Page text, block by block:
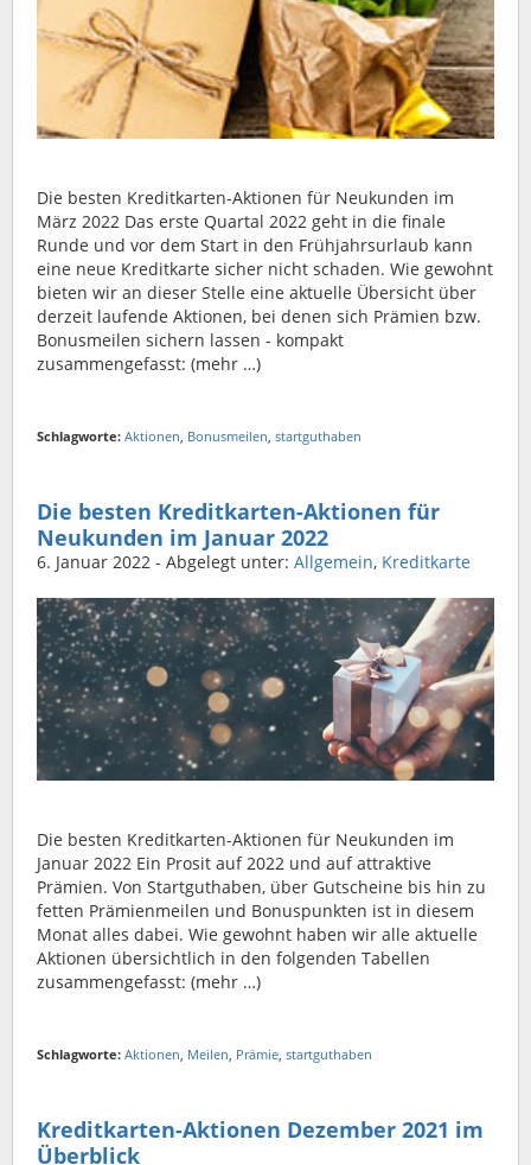
Die besten Kreditkarten-Aktionen für Neukunden im
März 2022 Das erste Quartal 2022 geht in die finale
Runde und vor dem Start in den Frühjahrsurlaub kann
eine neue Kreditkarte sicher nicht schaden. Wie gewohnt
bieten wir an dieser Stelle eine aktuelle Übersicht über
derzeit laufende Aktionen, bei denen sich Prämien bzw.
Bonusmeilen sichern lassen - kompakt
zusammengefasst: (mehr …)
Schlagworte: Aktionen Bonusmeilen startguthaben
Die besten Kreditkarten-Aktionen für
Neukunden im Januar 2022
6. Januar 2022 - Abgelegt unter: Allgemein, Kreditkarte
Die besten Kreditkarten-Aktionen für Neukunden im
Januar 2022 Ein Prosit auf 2022 und auf attraktive
Prämien. Von Startguthaben, über Gutscheine bis hin zu
fetten Prämienmeilen und Bonuspunkten ist in diesem
Monat alles dabei. Wie gewohnt haben wir alle aktuelle
Aktionen übersichtlich in den folgenden Tabellen
zusammengefasst: (mehr …)
Schlagworte: Aktionen, Meilen, Prämie, startguthaben
Kreditkarten-Aktionen Dezember 2021 im
Überblick